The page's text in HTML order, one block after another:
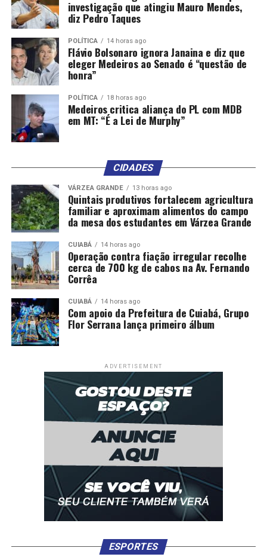
chute de Artur, mas, no rebote, Patrick de Paula, que
tinha acabado de entrar, chutou e marcou.
Nos acréscimos, Filipe Luís colocou Danilo, que fez a
estreia pelo Flamengo, e Evertton Araújo. Saíram Léo
Pereira e De La Cruz. O Fla, de forma categórica,
conquistou o título da Supercopa Rei.
RELATED TOPICS: BOTAFOGO BRUNO DESTAQUE
DOIS
ESPORTES
FLAMENGO GANHA HENRIQUE
SUPERCOPA
UP NEXT
Cuiabá vence Academia em Rondonópolis pela 6ª rodada
do Mato-grossense
DON'T MISS
Mixto goleia o Luverdense e classifica para o mata-
mata do estadual de forma antecipada
investigação que atingiu Mauro Mendes,
diz Pedro Taques
POLÍTICA 14 horas ago
Flávio Bolsonaro ignora Janaina e diz que
eleger Medeiros ao Senado é “questão de
honra”
POLÍTICA 18 horas ago
Medeiros critica aliança do PL com MDB
em MT: “É a Lei de Murphy”
CIDADES
VÁRZEA GRANDE 13 horas ago
Quintais produtivos fortalecem agricultura
familiar e aproximam alimentos do campo
da mesa dos estudantes em Várzea Grande
CUIABÁ 14 horas ago
Operação contra fiação irregular recolhe
cerca de 700 kg de cabos na Av. Fernando
Corrêa
CUIABÁ 14 horas ago
Com apoio da Prefeitura de Cuiabá, Grupo
Flor Serrana lança primeiro álbum
ADVERTISEMENT
ESPORTES